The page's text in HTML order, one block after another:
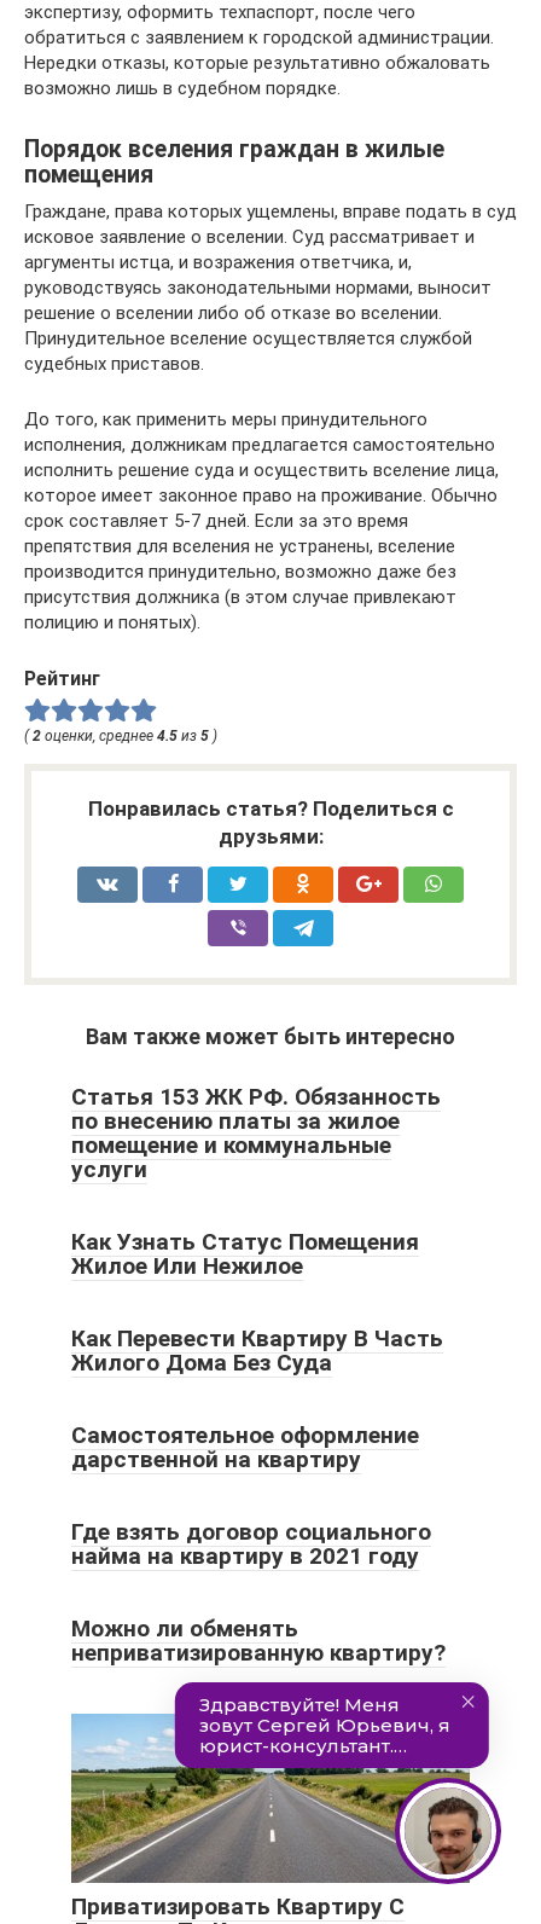
экспертизу, оформить техпаспорт, после чего
обратиться с заявлением к городской администрации.
Нередки отказы, которые результативно обжаловать
возможно лишь в судебном порядке.
Порядок вселения граждан в жилые
помещения
Граждане, права которых ущемлены, вправе подать в суд
исковое заявление о вселении. Суд рассматривает и
аргументы истца, и возражения ответчика, и,
руководствуясь законодательными нормами, выносит
решение о вселении либо об отказе во вселении.
Принудительное вселение осуществляется службой
судебных приставов.
До того, как применить меры принудительного
исполнения, должникам предлагается самостоятельно
исполнить решение суда и осуществить вселение лица,
которое имеет законное право на проживание. Обычно
срок составляет 5-7 дней. Если за это время
препятствия для вселения не устранены, вселение
производится принудительно, возможно даже без
присутствия должника (в этом случае привлекают
полицию и понятых).
Рейтинг
(2 оценки, среднее 4.5 из 5 )
Понравилась статья? Поделиться с
друзьями:
Вам также может быть интересно
Статья 153 ЖК РФ. Обязанность
по внесению платы за жилое
помещение и коммунальные
услуги
Как Узнать Статус Помещения
Жилое Или Нежилое
Как Перевести Квартиру В Часть
Жилого Дома Без Суда
Самостоятельное оформление
дарственной на квартиру
Где взять договор социального
найма на квартиру в 2021 году
Можно ли обменять
неприватизированную квартиру?
Приватизировать Квартиру С